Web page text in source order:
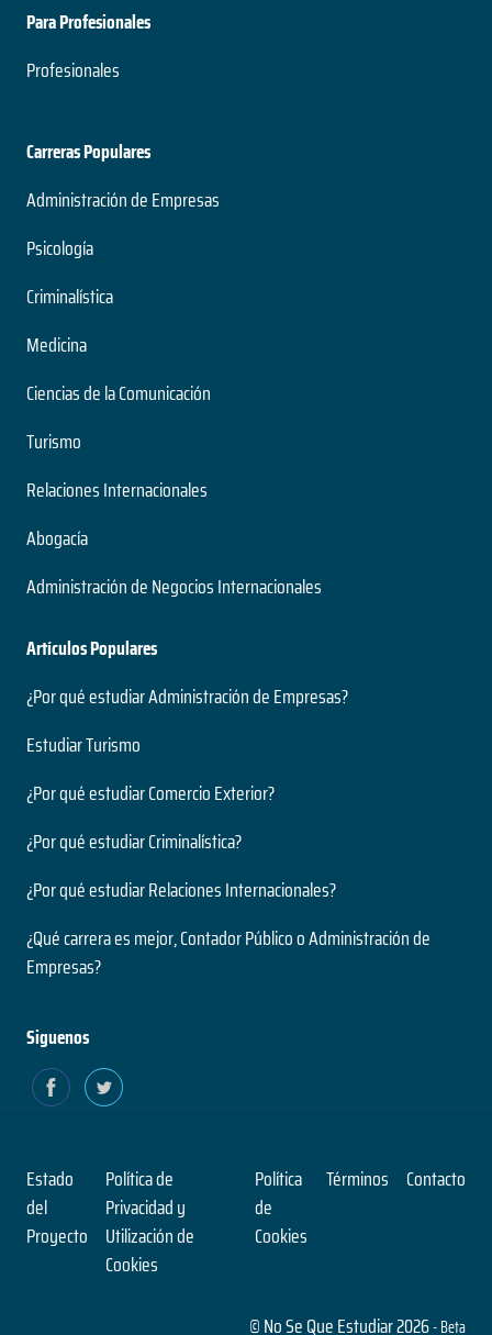
Para Profesionales
Profesionales
Carreras Populares
Administración de Empresas
Psicología
Criminalística
Medicina
Ciencias de la Comunicación
Turismo
Relaciones Internacionales
Abogacía
Administración de Negocios Internacionales
Artículos Populares
¿Por qué estudiar Administración de Empresas?
Estudiar Turismo
¿Por qué estudiar Comercio Exterior?
¿Por qué estudiar Criminalística?
¿Por qué estudiar Relaciones Internacionales?
¿Qué carrera es mejor, Contador Público o Administración de
Empresas?
Siguenos
Estado
del
Proyecto
Política de
Privacidad y
Utilización de
Cookies
Política
de
Cookies
Términos Contacto
© No Se Que Estudiar 2026- Beta